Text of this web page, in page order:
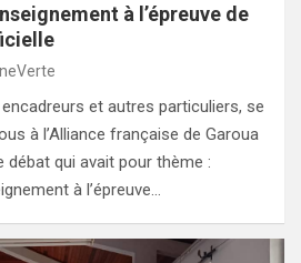
à l’épreuve de
et autres particuliers, se
à l’Alliance française de Garoua
débat qui avait pour thème :
à l’épreuve…